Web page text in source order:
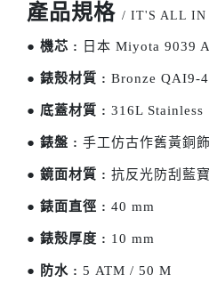
產品規格 / IT'S ALL IN
● 機芯 : 日本 Miyota 9039
● 錶殼材質 : Bronze QAI9-
● 底蓋材質 : 316L Stainless
● 錶盤 : 手工仿古作舊黃銅
● 鏡面材質 : 抗反光防刮藍
● 錶面直徑 : 40 mm
● 錶殼厚度 : 10 mm
● 防水 : 5 ATM / 50 M